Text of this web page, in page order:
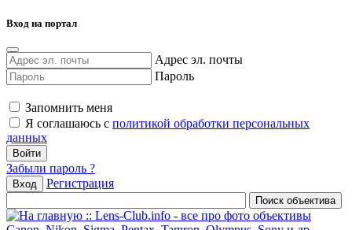
Вход на портал
Адрес эл. почты
Пароль
Запомнить меня
Я соглашаюсь с политикой обработки персональных
данных
Забыли пароль ?
Вход Регистрация